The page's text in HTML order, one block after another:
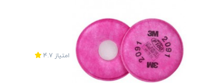
امتیاز 4.7